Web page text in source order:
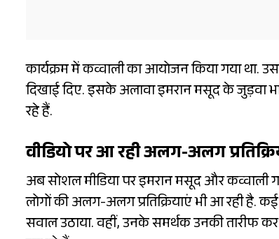
कार्यक्रम में कव्वाली का आयोजन किया गया था.
दिखाई दिए. इसके अलावा इमरान मसूद के जुड़वा
रहे हैं.
वीडियो पर आ रही अलग-अलग
अब सोशल मीडिया पर इमरान मसूद और कव्वाली
लोगों की अलग-अलग प्रतिक्रियाएं भी आ रही है.
सवाल उठाया. वहीं, उनके समर्थक उनकी तारीफ